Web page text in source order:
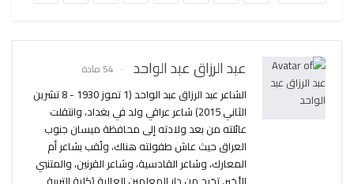
عبد الرزاق عبد الواحد 54 مادة
الشاعر عبد الرزاق عبد الواحد (1 تموز 1930 - 8 تشرين
الثاني 2015) شاعر عراقي ولد في بغداد، وانتقلت
عائلته من بعد ولادته إلى محافظة ميسان جنوب
العراق حيث عاش طفولته هناك، ولُقب بشاعر أم
المعارك، وشاعر القادسية، وشاعر القرنين، والمتنبي